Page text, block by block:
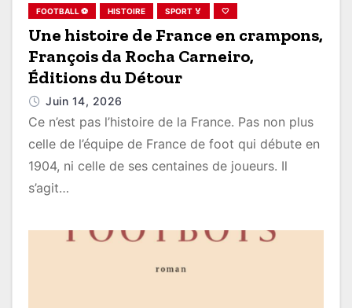
FOOTBALL ⚽ HISTOIRE SPORT 🏅 🤍
Une histoire de France en crampons,
François da Rocha Carneiro,
Éditions du Détour
Juin 14, 2026
Ce n’est pas l’histoire de la France. Pas non plus
celle de l’équipe de France de foot qui débute en
1904, ni celle de ses centaines de joueurs. Il
s’agit…